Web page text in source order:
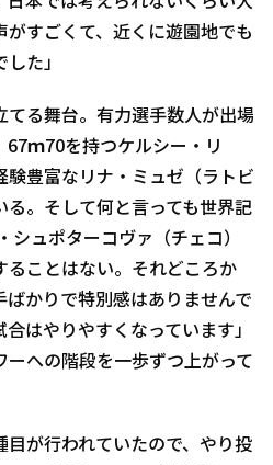
すごくて、近くに遊園地でも
た」
てる舞台。有力選手数人が出場
ｍ70を持つケルシー・リ
験豊富なリナ・ミュゼ（ラトビ
る。そして何と言っても世界記
シュポターコヴァ（チェコ）
ることはない。それどころか
ばかりで特別感はありませんで
はやりやすくなっています」
ーへの階段を一歩ずつ上がって
が行われていたので、やり投